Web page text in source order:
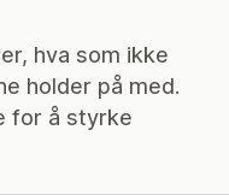
hva som ikke
holder på med.
for å styrke